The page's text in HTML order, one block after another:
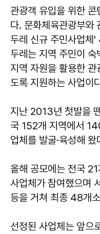
관광객 유입을 위한
다. 문화체육관광부
두레 신규 주민사업체
두레는 지역 주민이
지역 자원을 활용한 관
도록 지원하는 사업이
지난 2013년 첫발을
국 152개 지역에서
업체를 발굴·육성해 왔
올해 공모에는 전국
사업체가 참여했으며
등을 거쳐 최종 48개
선정된 사업체는 앞으